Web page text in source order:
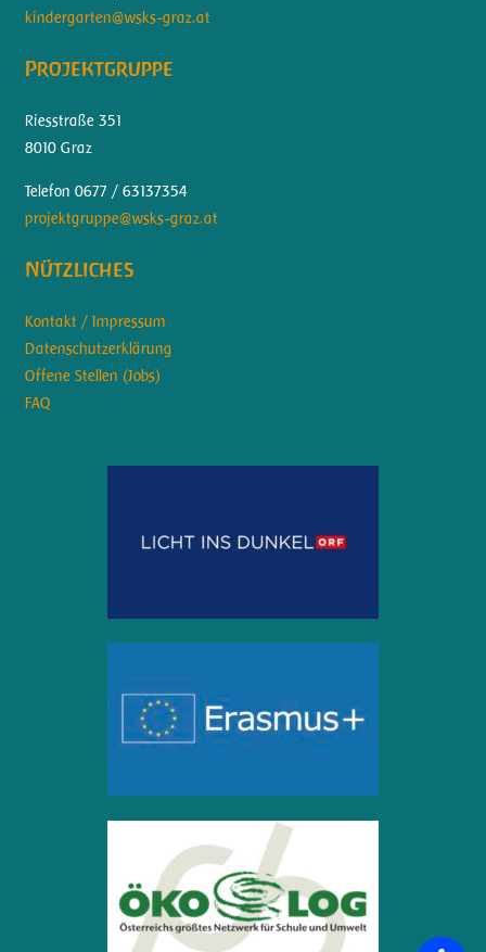
kindergarten@wsks-graz.at
Projektgruppe
Riesstraße 351
8010 Graz
Telefon 0677 / 63137354
projektgruppe@wsks-graz.at
Nützliches
Kontakt / Impressum
Datenschutzerklärung
Offene Stellen (Jobs)
FAQ